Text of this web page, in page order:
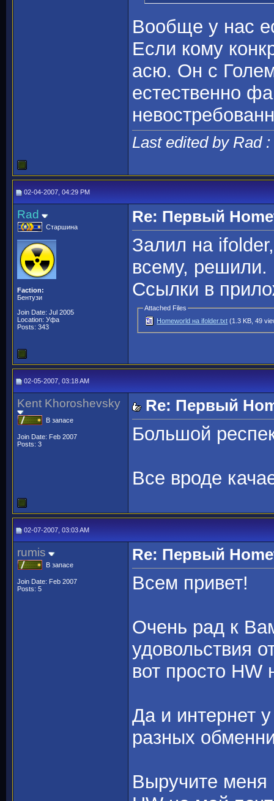
Вообще у нас
Если кому
асю. Он с
естественно
Last edited by Rad
02-04-2007, 04:29 PM
Rad
Старшина
Faction:
Бентузи
Join Date: Jul 2005
Location: Уфа
Posts: 343
Re: Первый
Залил на
всему, решили.
Ссылки в
Attached Files
Homeworld на ifolder.txt (1.3 KB, 49
02-05-2007, 03:18 AM
Kent Khoroshevsky
В запасе
Join Date: Feb 2007
Posts: 3
Re: Первый
Большой
Все вроде
02-07-2007, 03:03 AM
rumis
В запасе
Join Date: Feb 2007
Posts: 5
Re: Первый
Всем привет!
Очень рад к
удовольствия
вот просто HW
Да и интернет
разных
Выручите меня